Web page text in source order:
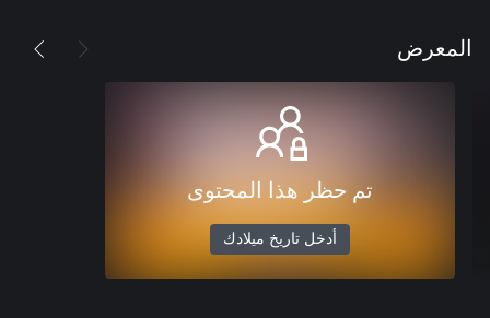
المعرض
تم حظر هذا المحتوى
أدخل تاريخ ميلادك